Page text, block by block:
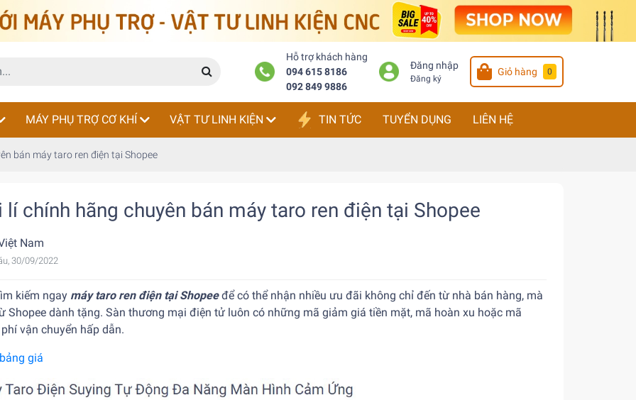
Hỗ trợ khách hàng
094 615 8186
092 849 9886
Đăng nhập
Đăng ký
Giỏ hàng 0
MÁY PHỤ TRỢ CƠ KHÍ VẬT TƯ LINH KIỆN TIN TỨC TUYỂN DỤNG LIÊN HỆ
bán máy taro ren điện tại Shopee
lí chính hãng chuyên bán máy taro ren điện tại Shopee
Nam
30/09/2022
kiếm ngay máy taro ren điện tại Shopeeđể có thể nhận nhiều ưu đãi không chỉ đến từ nhà bán hàng, mà
Shopee dành tặng. Sàn thương mại điện tử luôn có những mã giảm giá tiền mặt, mã hoàn xu hoặc mã
vận chuyển hấp dẫn.
giá